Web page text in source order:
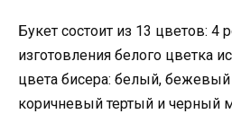
Букет состоит из 13 цветов:
изготовления белого цветка
цвета бисера: белый,
коричневый тертый и черный